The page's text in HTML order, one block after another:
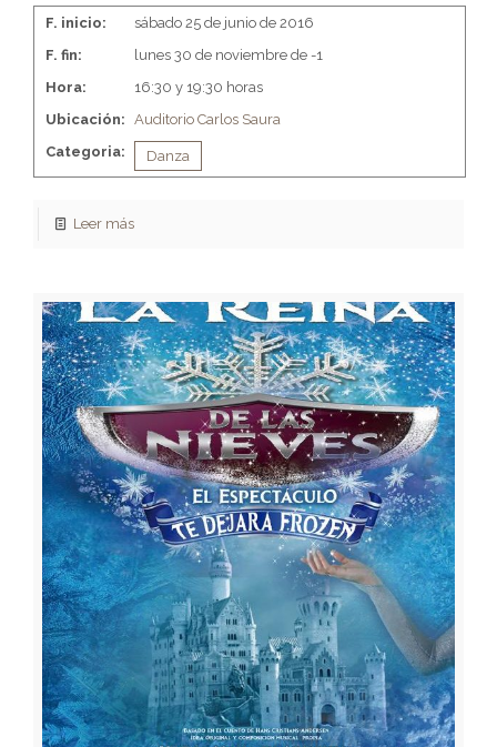
F. inicio:
sábado 25 de junio de 2016
F. fin:
lunes 30 de noviembre de -1
Hora:
16:30 y 19:30 horas
Ubicación: Auditorio Carlos Saura
Categoria:
Danza
Leer más